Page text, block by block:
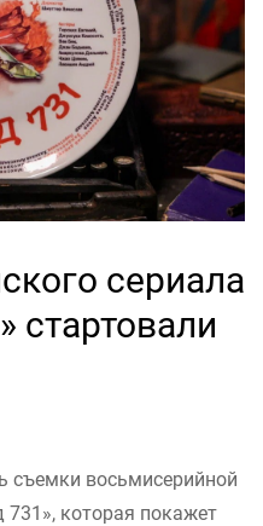
сериала
стартовали
съемки восьмисерийной
которая покажет